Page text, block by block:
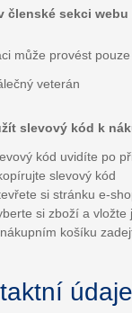
členské sekci
může provést
veterán
slevový kód k
kód uvidíte po
slevový kód
si stránku e-
si zboží a
košíku
údaje